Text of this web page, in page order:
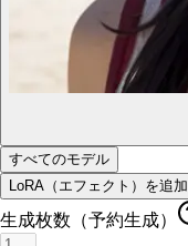
すべてのモデル
LoRA（エフェクト）を追加
生成枚数（予約生成）